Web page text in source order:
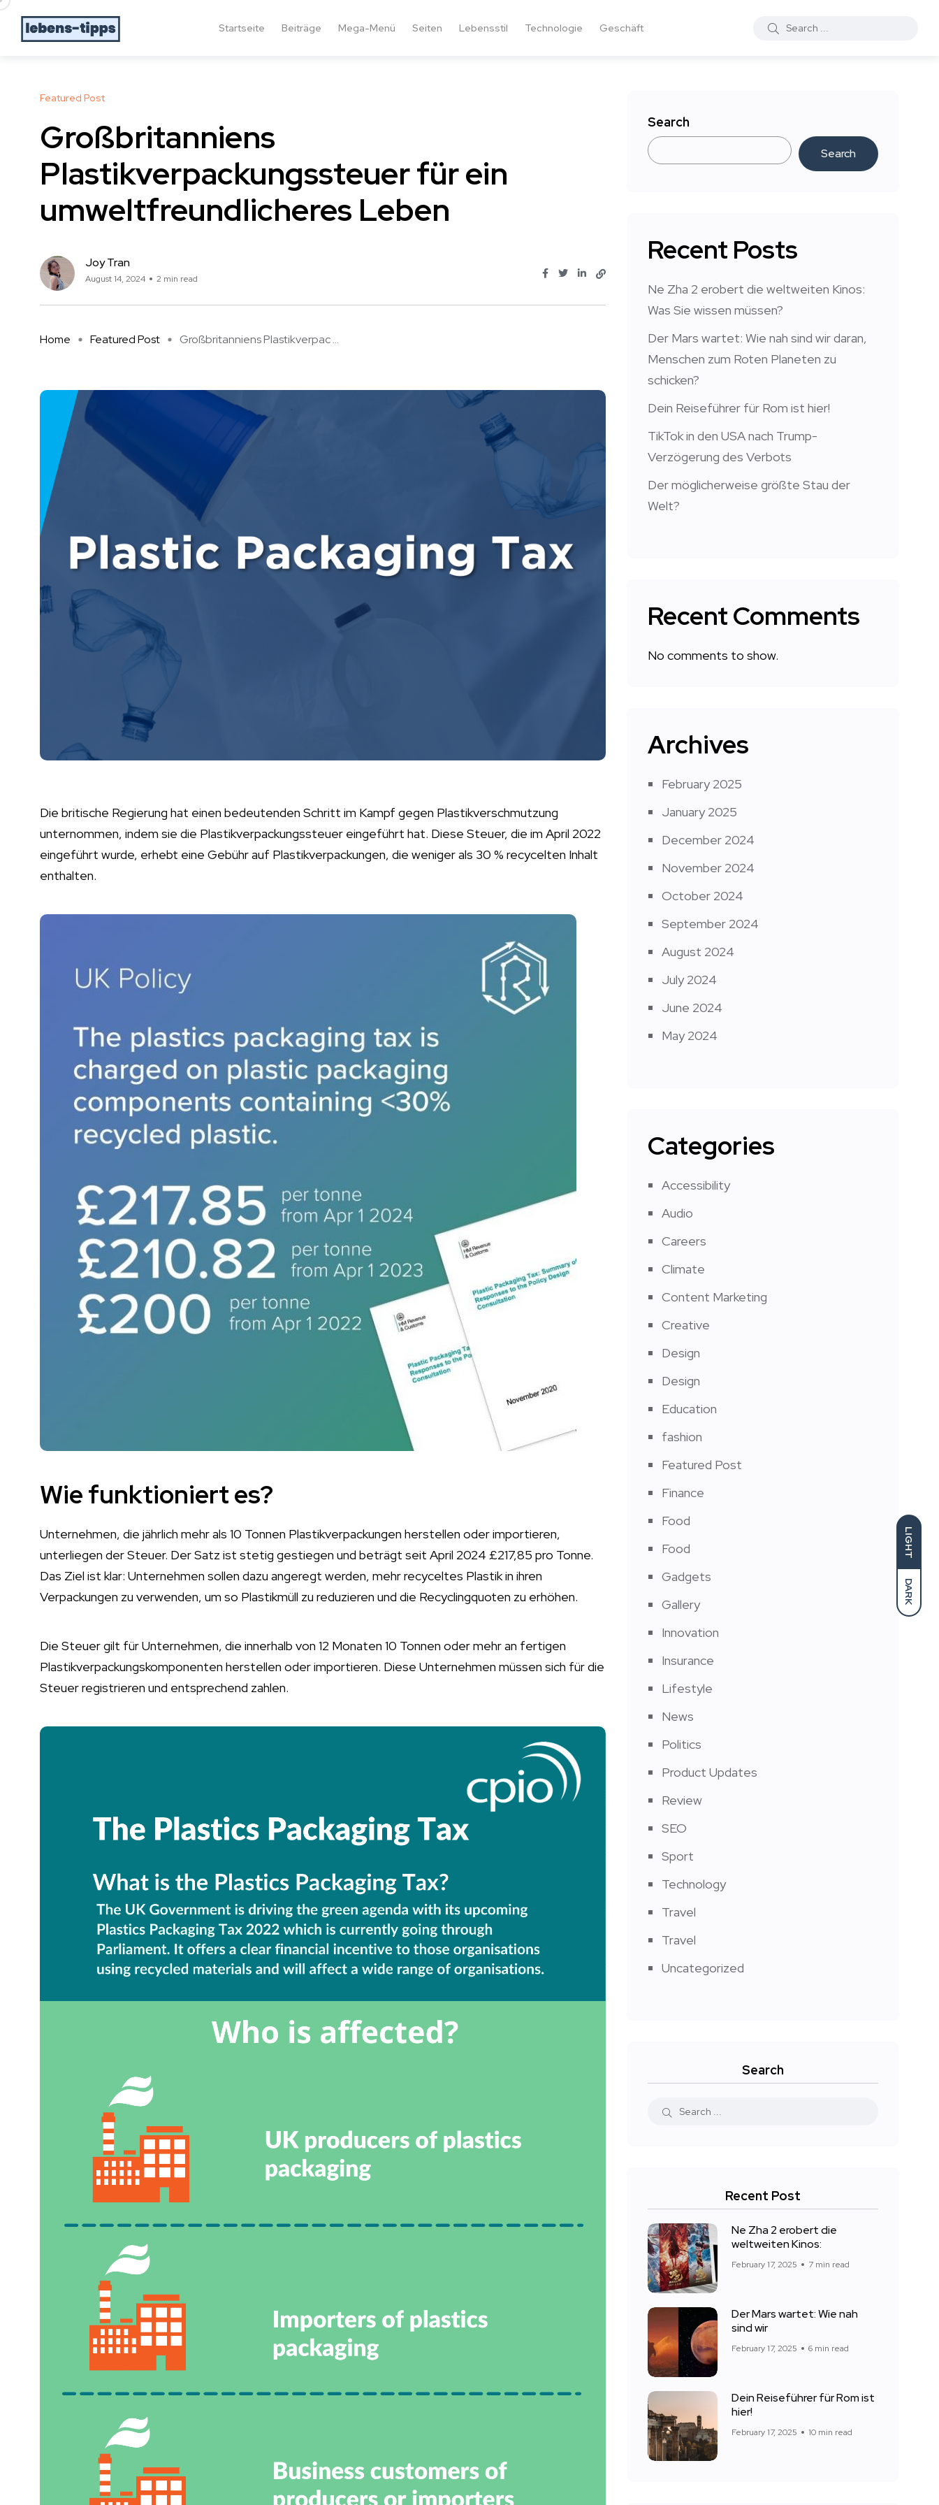
LIGHT
DARK
Startseite Beiträge Mega-Menü Seiten Lebensstil Technologie Geschäft
Featured Post
Großbritanniens
Plastikverpackungssteuer für ein
umweltfreundlicheres Leben
Joy Tran
August 14, 2024 2 min read
Home Featured Post Großbritanniens Plastikverpac ...
Die britische Regierung hat einen bedeutenden Schritt im Kampf gegen Plastikverschmutzung
unternommen, indem sie die Plastikverpackungssteuer eingeführt hat. Diese Steuer, die im April 2022
eingeführt wurde, erhebt eine Gebühr auf Plastikverpackungen, die weniger als 30 % recycelten Inhalt
enthalten.
Wie funktioniert es?
Unternehmen, die jährlich mehr als 10 Tonnen Plastikverpackungen herstellen oder importieren,
unterliegen der Steuer. Der Satz ist stetig gestiegen und beträgt seit April 2024 £217,85 pro Tonne.
Das Ziel ist klar: Unternehmen sollen dazu angeregt werden, mehr recyceltes Plastik in ihren
Verpackungen zu verwenden, um so Plastikmüll zu reduzieren und die Recyclingquoten zu erhöhen.
Die Steuer gilt für Unternehmen, die innerhalb von 12 Monaten 10 Tonnen oder mehr an fertigen
Plastikverpackungskomponenten herstellen oder importieren. Diese Unternehmen müssen sich für die
Steuer registrieren und entsprechend zahlen.
Search
Search
Recent Posts
Ne Zha 2 erobert die weltweiten Kinos:
Was Sie wissen müssen?
Der Mars wartet: Wie nah sind wir daran,
Menschen zum Roten Planeten zu
schicken?
Dein Reiseführer für Rom ist hier!
TikTok in den USA nach Trump-
Verzögerung des Verbots
Der möglicherweise größte Stau der
Welt?
Recent Comments
No comments to show.
Archives
February 2025
January 2025
December 2024
November 2024
October 2024
September 2024
August 2024
July 2024
June 2024
May 2024
Categories
Accessibility
Audio
Careers
Climate
Content Marketing
Creative
Design
Design
Education
fashion
Featured Post
Finance
Food
Food
Gadgets
Gallery
Innovation
Insurance
Lifestyle
News
Politics
Product Updates
Review
SEO
Sport
Technology
Travel
Travel
Uncategorized
Search
Recent Post
Ne Zha 2 erobert die
weltweiten Kinos:
February 17, 2025 7 min read
Der Mars wartet: Wie nah
sind wir
February 17, 2025 6 min read
Dein Reiseführer für Rom ist
hier!
February 17, 2025 10 min read